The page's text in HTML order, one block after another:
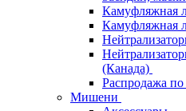
Камуфляжная
Камуфляжная
(Канада)
Распродажа
Мишени